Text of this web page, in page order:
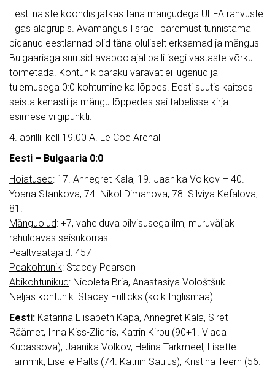
Eesti naiste koondis jätkas täna mängudega UEFA rahvuste
liigas alagrupis. Avamängus Iisraeli paremust tunnistama
pidanud eestlannad olid täna oluliselt erksamad ja mängus
Bulgaariaga suutsid avapoolajal palli isegi vastaste võrku
toimetada. Kohtunik paraku väravat ei lugenud ja
tulemusega 0:0 kohtumine ka lõppes. Eesti suutis kaitses
seista kenasti ja mängu lõppedes sai tabelisse kirja
esimese viigipunkti.
4. aprillil kell 19.00 A. Le Coq Arenal
Eesti – Bulgaaria 0:0
Hoiatused: 17. Annegret Kala, 19. Jaanika Volkov – 40.
Yoana Stankova, 74. Nikol Dimanova, 78. Silviya Kefalova,
81.
Mänguolud: +7, vahelduva pilvisusega ilm, muruväljak
rahuldavas seisukorras
Pealtvaatajaid: 457
Peakohtunik: Stacey Pearson
Abikohtunikud: Nicoleta Bria, Anastasiya Vološtšuk
Neljas kohtunik: Stacey Fullicks (kõik Inglismaa)
Eesti: Katarina Elisabeth Käpa, Annegret Kala, Siret
Räämet, Inna Kiss-Zlidnis, Katrin Kirpu (90+1. Vlada
Kubassova), Jaanika Volkov, Helina Tarkmeel, Lisette
Tammik, Liselle Palts (74. Katriin Saulus), Kristina Teern (56.